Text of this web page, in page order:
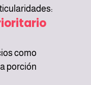
como
porción